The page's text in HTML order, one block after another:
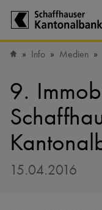
Info Medien
9.
15.04.2016